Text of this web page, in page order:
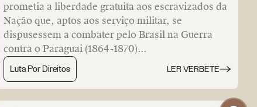
prometia a liberdade gratuita aos escravizados da
Nação que, aptos aos serviço militar, se
dispusessem a combater pelo Brasil na Guerra
contra o Paraguai (1864-1870)...
Luta Por Direitos LER VERBETE